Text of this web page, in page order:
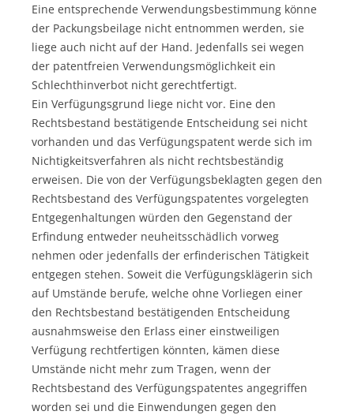
Eine entsprechende Verwendungsbestimmung könne
der Packungsbeilage nicht entnommen werden, sie
liege auch nicht auf der Hand. Jedenfalls sei wegen
der patentfreien Verwendungsmöglichkeit ein
Schlechthinverbot nicht gerechtfertigt.
Ein Verfügungsgrund liege nicht vor. Eine den
Rechtsbestand bestätigende Entscheidung sei nicht
vorhanden und das Verfügungspatent werde sich im
Nichtigkeitsverfahren als nicht rechtsbeständig
erweisen. Die von der Verfügungsbeklagten gegen den
Rechtsbestand des Verfügungspatentes vorgelegten
Entgegenhaltungen würden den Gegenstand der
Erfindung entweder neuheitsschädlich vorweg
nehmen oder jedenfalls der erfinderischen Tätigkeit
entgegen stehen. Soweit die Verfügungsklägerin sich
auf Umstände berufe, welche ohne Vorliegen einer
den Rechtsbestand bestätigenden Entscheidung
ausnahmsweise den Erlass einer einstweiligen
Verfügung rechtfertigen könnten, kämen diese
Umstände nicht mehr zum Tragen, wenn der
Rechtsbestand des Verfügungspatentes angegriffen
worden sei und die Einwendungen gegen den